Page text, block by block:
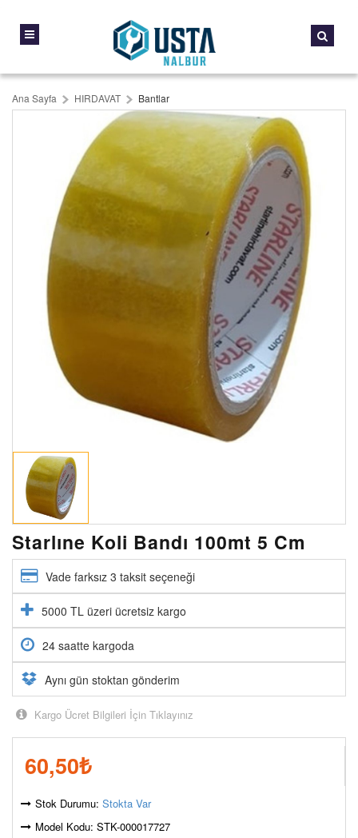
Ana Sayfa HIRDAVAT Bantlar
Starlıne Koli Bandı 100mt 5 Cm
Vade farksız 3 taksit seçeneği
5000 TL üzeri ücretsiz kargo
24 saatte kargoda
Aynı gün stoktan gönderim
Kargo Ücret Bilgileri İçin Tıklayınız
60,50₺
Stok Durumu: Stokta Var
Model Kodu: STK-000017727